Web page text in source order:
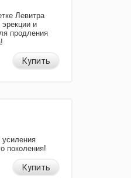
Левитра
и
продления
Купить
усиления
поколения!
Купить